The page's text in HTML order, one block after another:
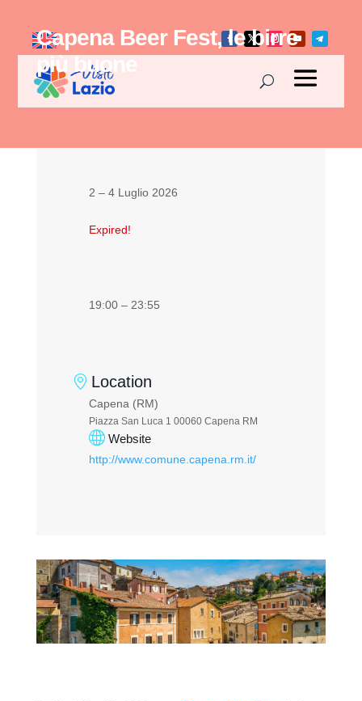
Capena Beer Fest, le birre
più buone
2 – 4 Luglio 2026
Expired!
19:00 – 23:55
Location
Capena (RM)
Piazza San Luca 1 00060 Capena RM
Website
http://www.comune.capena.rm.it/